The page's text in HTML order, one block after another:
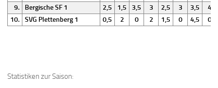
9. Bergische SF 1 2,5 1,5 3,5 3 2,5 3 3,5
4
10.
SVG Plettenberg 1 0,5 2 0 2 1,5 0 4,5 0
Statistiken zur Saison: